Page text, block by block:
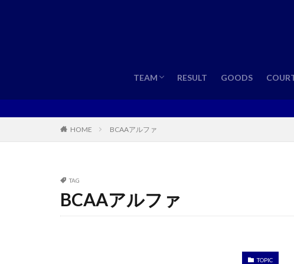
TEAM
TEAM
ROSTER
RESULT GOODS
HOME BCAAアルファ
TAG
BCAAアルファ
TOPIC